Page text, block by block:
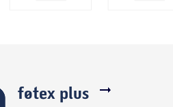
føtex plus